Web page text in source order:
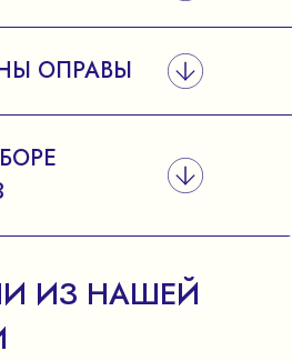
ОПРАВЫ
ИЗ НАШЕЙ